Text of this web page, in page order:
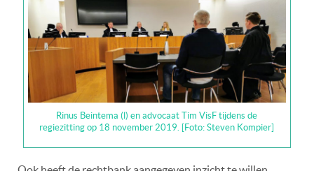
Rinus Beintema (l) en advocaat Tim VisF tijdens de
regiezitting op 18 november 2019. [Foto: Steven Kompier]